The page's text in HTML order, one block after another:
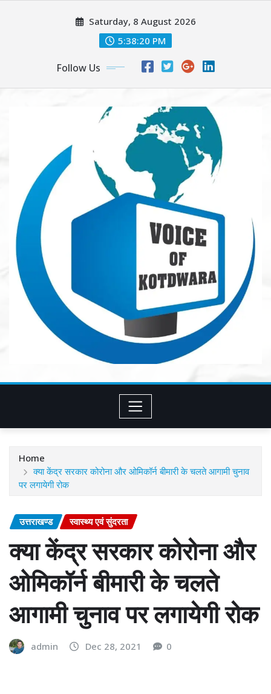
Saturday, 8 August 2026
5:38:22 PM
Follow Us
Home
क्या केंद्र सरकार कोरोना और ओमिकॉर्न बीमारी के चलते आगामी चुनाव
पर लगायेगी रोक
उत्तराखण्ड स्वास्थ्य एवं सुंदरता
क्या केंद्र सरकार कोरोना और
ओमिकॉर्न बीमारी के चलते
आगामी चुनाव पर लगायेगी रोक
admin Dec 28, 2021 0